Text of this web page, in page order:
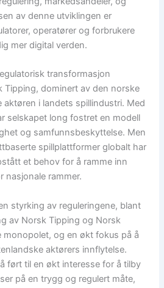
av denne utviklingen er
operatører og forbrukere
mer digital verden.
transformasjon
Tipping, dominert av den norske
i landets spillindustri. Med
selskapet long fostret en modell
og samfunnsbeskyttelse. Men
spillplattformer globalt har
et behov for å ramme inn
nasjonale rammer.
styrking av reguleringene, blant
av Norsk Tipping og Norsk
monopolet, og en økt fokus på å
aktørers innflytelse.
ført til en økt interesse for å tilby
på en trygg og regulert måte,